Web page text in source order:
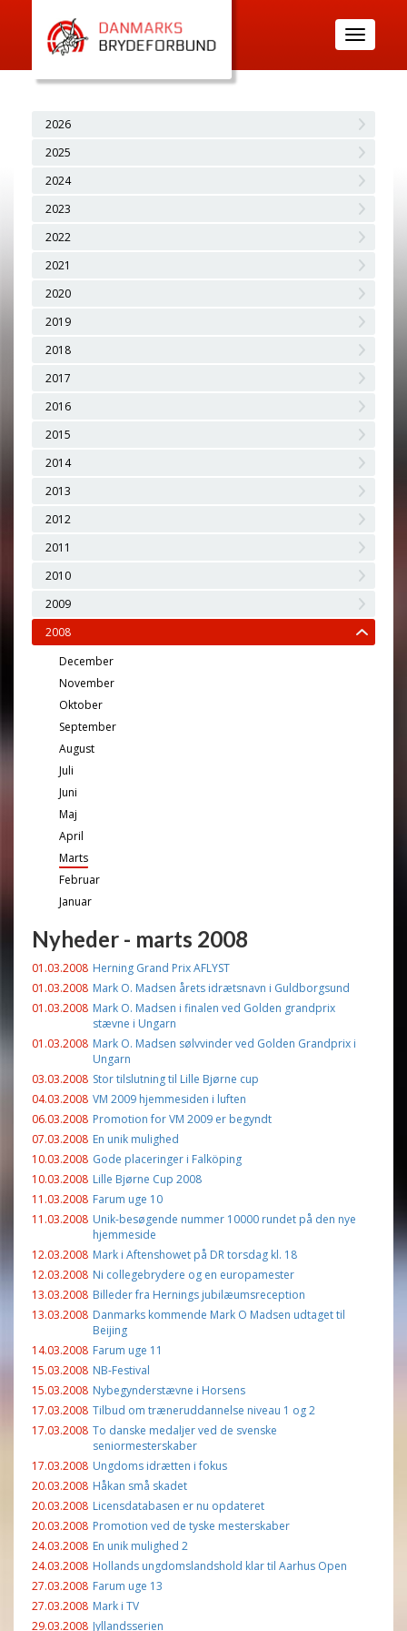
Toggle
navigation
2026
2025
2024
2023
2022
2021
2020
2019
2018
2017
2016
2015
2014
2013
2012
2011
2010
2009
2008
December
November
Oktober
September
August
Juli
Juni
Maj
April
Marts
Februar
Januar
Nyheder - marts 2008
01.03.2008 Herning Grand Prix AFLYST
01.03.2008 Mark O. Madsen årets idrætsnavn i Guldborgsund
01.03.2008 Mark O. Madsen i finalen ved Golden grandprix
stævne i Ungarn
01.03.2008 Mark O. Madsen sølvvinder ved Golden Grandprix i
Ungarn
03.03.2008 Stor tilslutning til Lille Bjørne cup
04.03.2008 VM 2009 hjemmesiden i luften
06.03.2008 Promotion for VM 2009 er begyndt
07.03.2008 En unik mulighed
10.03.2008 Gode placeringer i Falköping
10.03.2008 Lille Bjørne Cup 2008
11.03.2008 Farum uge 10
11.03.2008 Unik-besøgende nummer 10000 rundet på den nye
hjemmeside
12.03.2008 Mark i Aftenshowet på DR torsdag kl. 18
12.03.2008 Ni collegebrydere og en europamester
13.03.2008 Billeder fra Hernings jubilæumsreception
13.03.2008 Danmarks kommende Mark O Madsen udtaget til
Beijing
14.03.2008 Farum uge 11
15.03.2008 NB-Festival
15.03.2008 Nybegynderstævne i Horsens
17.03.2008 Tilbud om træneruddannelse niveau 1 og 2
17.03.2008 To danske medaljer ved de svenske
seniormesterskaber
17.03.2008 Ungdoms idrætten i fokus
20.03.2008 Håkan små skadet
20.03.2008 Licensdatabasen er nu opdateret
20.03.2008 Promotion ved de tyske mesterskaber
24.03.2008 En unik mulighed 2
24.03.2008 Hollands ungdomslandshold klar til Aarhus Open
27.03.2008 Farum uge 13
27.03.2008 Mark i TV
29.03.2008 Jyllandsserien